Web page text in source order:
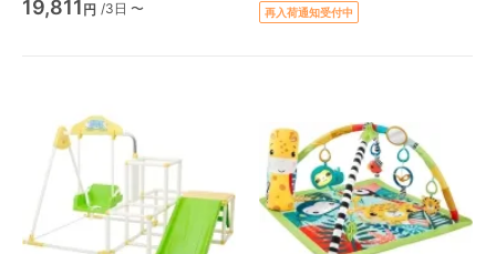
19,811 円 /3日 〜 再入荷通知受付中